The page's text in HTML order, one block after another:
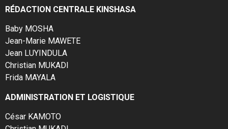
RÉDACTION CENTRALE KINSHASA
Baby MOSHA
Jean-Marie MAWETE
Jean LUYINDULA
Christian MUKADI
Frida MAYALA
ADMINISTRATION ET LOGISTIQUE
César KAMOTO